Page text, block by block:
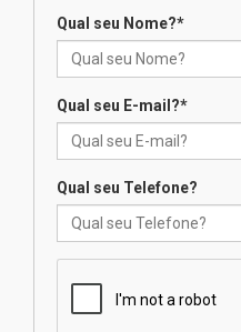
XIII
Qual seu Nome?*
Qual seu E-mail?*
Qual seu Telefone?